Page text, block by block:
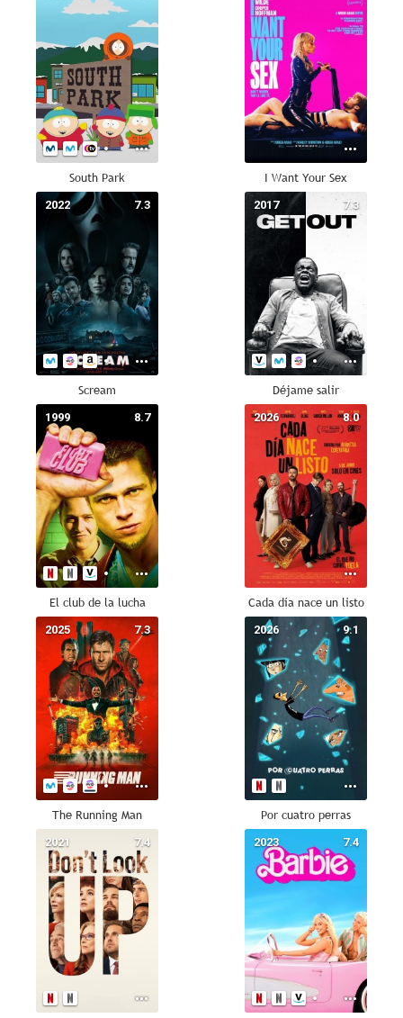
South Park I Want Your Sex
7.3
2022
Scream
7.3
2017
Déjame salir
8.7
1999
El club de la lucha
8.0
2026
Cada día nace un listo
7.3
2025
The Running Man
9.1
2026
Por cuatro perras
7.4
2021 7.4
2023